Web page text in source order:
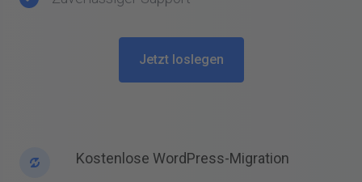
Jetzt loslegen
Kostenlose WordPress-Migration